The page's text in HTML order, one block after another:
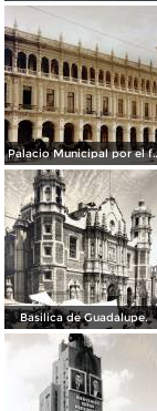
Palacio
Basilica de Guadalupe.